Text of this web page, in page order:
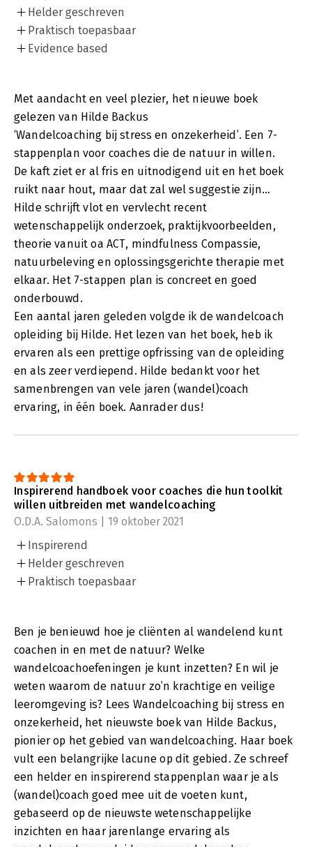
Helder geschreven
Praktisch toepasbaar
Evidence based
Met aandacht en veel plezier, het nieuwe boek
gelezen van Hilde Backus
‘Wandelcoaching bij stress en onzekerheid’. Een 7-
stappenplan voor coaches die de natuur in willen.
De kaft ziet er al fris en uitnodigend uit en het boek
ruikt naar hout, maar dat zal wel suggestie zijn…
Hilde schrijft vlot en vervlecht recent
wetenschappelijk onderzoek, praktijkvoorbeelden,
theorie vanuit oa ACT, mindfulness Compassie,
natuurbeleving en oplossingsgerichte therapie met
elkaar. Het 7-stappen plan is concreet en goed
onderbouwd.
Een aantal jaren geleden volgde ik de wandelcoach
opleiding bij Hilde. Het lezen van het boek, heb ik
ervaren als een prettige opfrissing van de opleiding
en als zeer verdiepend. Hilde bedankt voor het
samenbrengen van vele jaren (wandel)coach
ervaring, in één boek. Aanrader dus!
Inspirerend handboek voor coaches die hun toolkit
willen uitbreiden met wandelcoaching
O.D.A. Salomons | 19 oktober 2021
Inspirerend
Helder geschreven
Praktisch toepasbaar
Ben je benieuwd hoe je cliënten al wandelend kunt
coachen in en met de natuur? Welke
wandelcoachoefeningen je kunt inzetten? En wil je
weten waarom de natuur zo’n krachtige en veilige
leeromgeving is? Lees Wandelcoaching bij stress en
onzekerheid, het nieuwste boek van Hilde Backus,
pionier op het gebied van wandelcoaching. Haar boek
vult een belangrijke lacune op dit gebied. Ze schreef
een helder en inspirerend stappenplan waar je als
(wandel)coach goed mee uit de voeten kunt,
gebaseerd op de nieuwste wetenschappelijke
inzichten en haar jarenlange ervaring als